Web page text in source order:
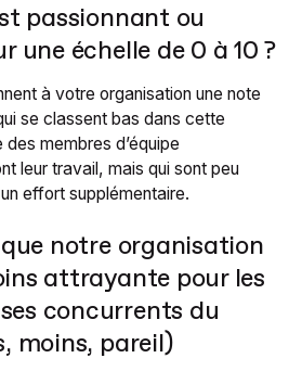
passionnant ou
une échelle de 0 à 10 ?
à votre organisation une note
se classent bas dans cette
membres d’équipe
leur travail, mais qui sont peu
effort supplémentaire.
que notre organisation
attrayante pour les
concurrents du
moins, pareil)